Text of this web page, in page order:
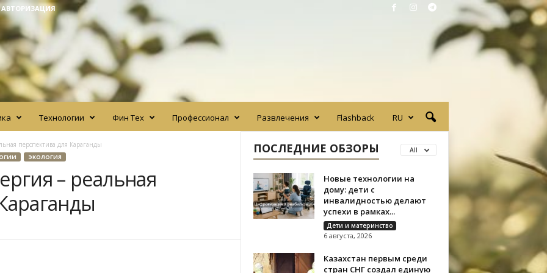
АВТОРИЗАЦИЯ
Технологии Фин Тех Профессионал Развлечения Flashback RU
перспектива для Караганды
ЭКОЛОГИЯ
– реальная
ПОСЛЕДНИЕ ОБЗОРЫ All
Новые технологии на
дому: дети с
инвалидностью делают
успехи в рамках...
Дети и материнство
6 августа, 2026
Казахстан первым среди
стран СНГ создал единую